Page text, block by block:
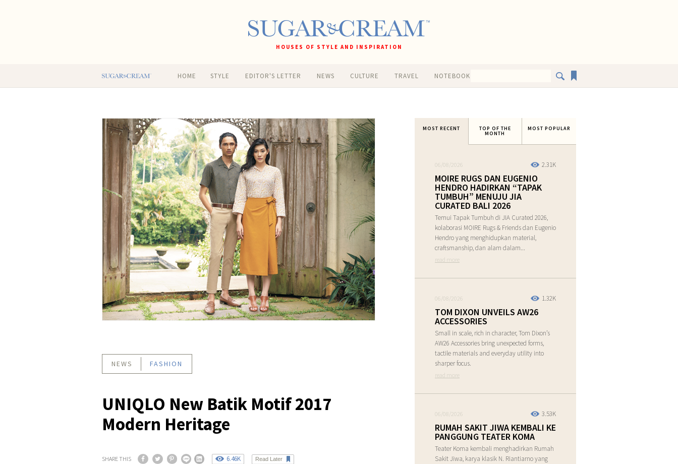
HOUSES OF STYLE AND INSPIRATION
HOME STYLE EDITOR'S LETTER NEWS CULTURE TRAVEL NOTEBOOK
NEWS FASHION
UNIQLO New Batik Motif 2017
Modern Heritage
SHARE THIS 6.46K Read Later
MOST RECENT TOP OF THE
MONTH
MOST POPULAR
2.31K
06/08/2026
MOIRE RUGS DAN EUGENIO
HENDRO HADIRKAN “TAPAK
TUMBUH” MENUJU JIA
CURATED BALI 2026
Temui Tapak Tumbuh di JIA Curated 2026,
kolaborasi MOIRE Rugs & Friends dan Eugenio
Hendro yang menghidupkan material,
craftsmanship, dan alam dalam...
read more
1.32K
06/08/2026
TOM DIXON UNVEILS AW26
ACCESSORIES
Small in scale, rich in character, Tom Dixon’s
AW26 Accessories bring unexpected forms,
tactile materials and everyday utility into
sharper focus.
read more
3.53K
06/08/2026
RUMAH SAKIT JIWA KEMBALI KE
PANGGUNG TEATER KOMA
Teater Koma kembali menghadirkan Rumah
Sakit Jiwa, karya klasik N. Riantiarno yang